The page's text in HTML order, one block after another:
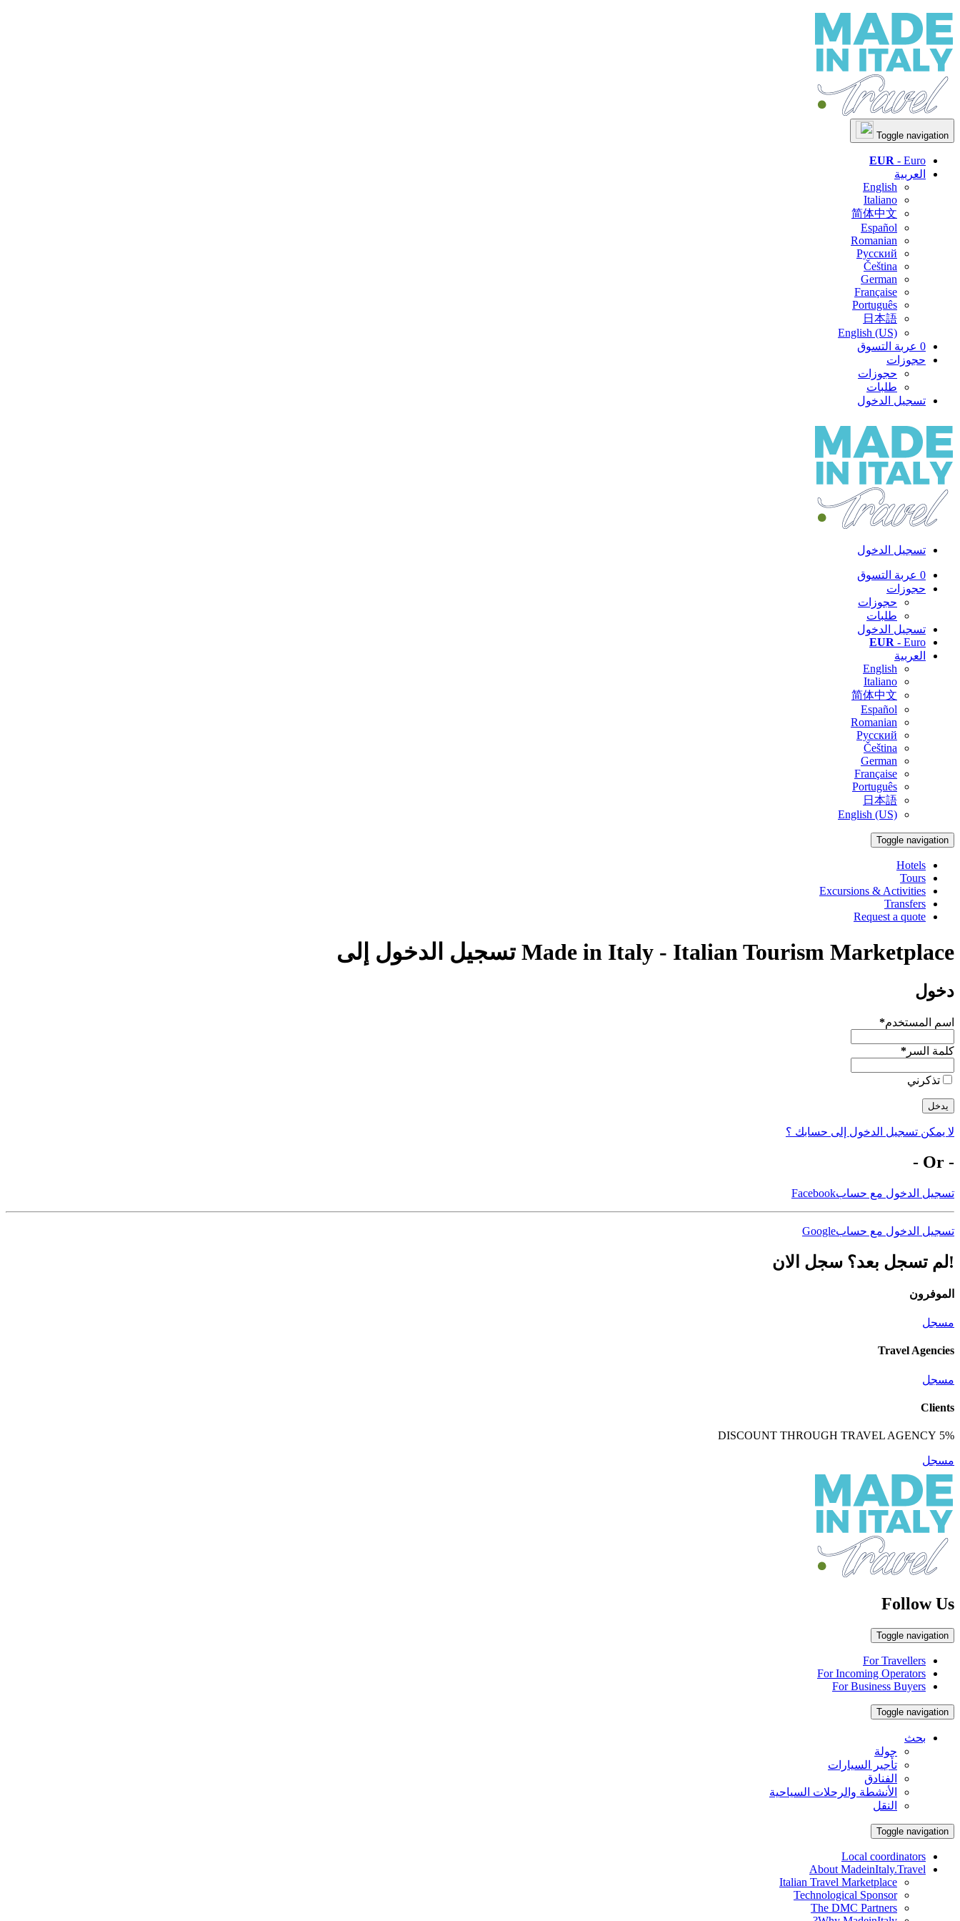
Toggle navigation
EUR - Euro
العربية
English
Italiano
简体中文
Español
Romanian
Русский
Čeština
German
Française
Português
日本語
English (US)
0 عربة التسوق
حجوزات
حجوزات
طلبات
تسجيل الدخول
تسجيل الدخول
0 عربة التسوق
حجوزات
حجوزات
طلبات
تسجيل الدخول
EUR - Euro
العربية
English
Italiano
简体中文
Español
Romanian
Русский
Čeština
German
Française
Português
日本語
English (US)
Toggle navigation
Hotels
Tours
Excursions & Activities
Transfers
Request a quote
Made in Italy - Italian Tourism Marketplace تسجيل الدخول إلى
دخول
اسم المستخدم*
كلمة السر *
تذكرني
يدخل
لا يمكن تسجيل الدخول إلى حسابك ؟
- Or -
تسجيل الدخول مع حسابFacebook
تسجيل الدخول مع حسابGoogle
!لم تسجل بعد؟ سجل الان
الموفرون
مسجل
Travel Agencies
مسجل
Clients
5% DISCOUNT THROUGH TRAVEL AGENCY
مسجل
Follow Us
Toggle navigation
For Travellers
For Incoming Operators
For Business Buyers
Toggle navigation
بحث
جولة
تأجير السيارات
الفنادق
الأنشطة والرحلات السياحية
النقل
Toggle navigation
Local coordinators
About MadeinItaly.Travel
Italian Travel Marketplace
Technological Sponsor
The DMC Partners